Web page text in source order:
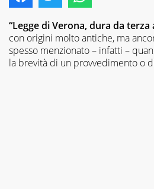
“Legge di Verona, dura da terza
con origini molto antiche, ma
spesso menzionato – infatti –
la brevità di un provvedimento o